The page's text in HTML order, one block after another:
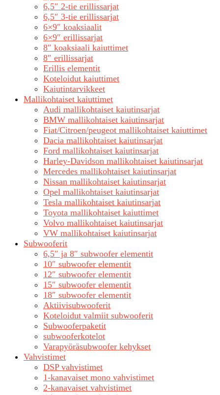
6,5″ 2-tie erillissarjat
6,5″ 3-tie erillissarjat
6×9″ koaksiaalit
6×9″ erillissarjat
8″ koaksiaali kaiuttimet
8″ erillissarjat
Erillis elementit
Koteloidut kaiuttimet
Kaiutintarvikkeet
Mallikohtaiset kaiuttimet
Audi mallikohtaiset kaiutinsarjat
BMW mallikohtaiset kaiutinsarjat
Fiat/Citroen/peugeot mallikohtaiset kaiuttimet
Dacia mallikohtaiset kaiutinsarjat
Ford mallikohtaiset kaiutinsarjat
Harley-Davidson mallikohtaiset kaiutinsarjat
Mercedes mallikohtaiset kaiutinsarjat
Nissan mallikohtaiset kaiutinsarjat
Opel mallikohtaiset kaiutinsarjat
Tesla mallikohtaiset kaiutinsarjat
Toyota mallikohtaiset kaiuttimet
Volvo mallikohtaiset kaiutinsarjat
VW mallikohtaiset kaiutinsarjat
Subwooferit
6,5″ ja 8″ subwoofer elementit
10″ subwoofer elementit
12″ subwoofer elementit
15″ subwoofer elementit
18″ subwoofer elementit
Aktiivisubwooferit
Koteloidut valmiit subwooferit
Subwooferpaketit
subwooferkotelot
Varapyöräsubwoofer kehykset
Vahvistimet
DSP vahvistimet
1-kanavaiset mono vahvistimet
2-kanavaiset vahvistimet